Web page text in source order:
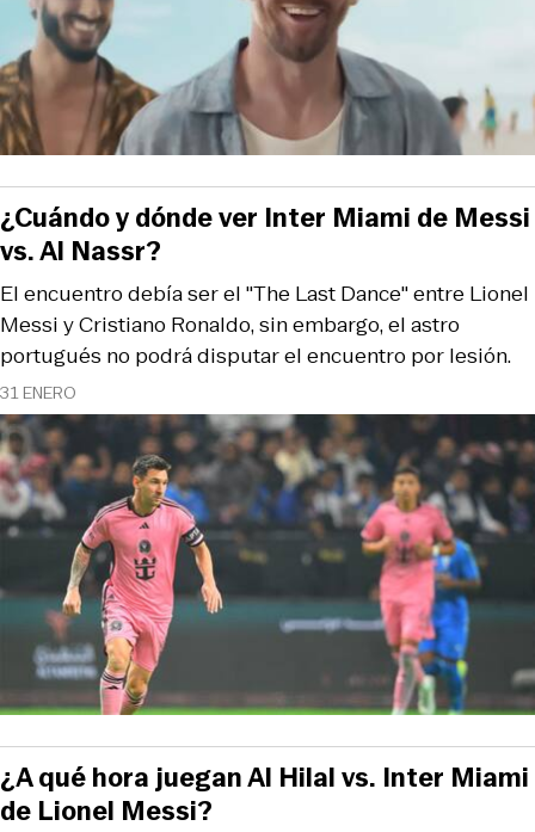
31 ENERO
El encuentro debía ser el "The Last Dance" entre Lionel
Messi y Cristiano Ronaldo, sin embargo, el astro
portugués no podrá disputar el encuentro por lesión.
¿Cuándo y dónde ver Inter Miami de Messi
vs. Al Nassr?
¿A qué hora juegan Al Hilal vs. Inter Miami
de Lionel Messi?